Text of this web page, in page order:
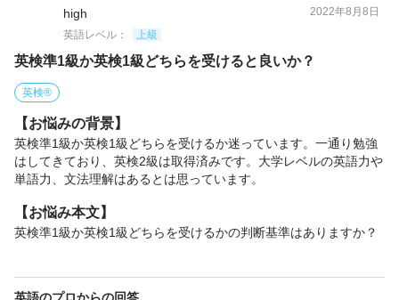
high
2022年8月8日
英語レベル：
上級
英検準1級か英検1級どちらを受けると良いか？
英検®
【お悩みの背景】
英検準1級か英検1級どちらを受けるか迷っています。一通り勉強
はしてきており、英検2級は取得済みです。大学レベルの英語力や
単語力、文法理解はあるとは思っています。
【お悩み本文】
英検準1級か英検1級どちらを受けるかの判断基準はありますか？